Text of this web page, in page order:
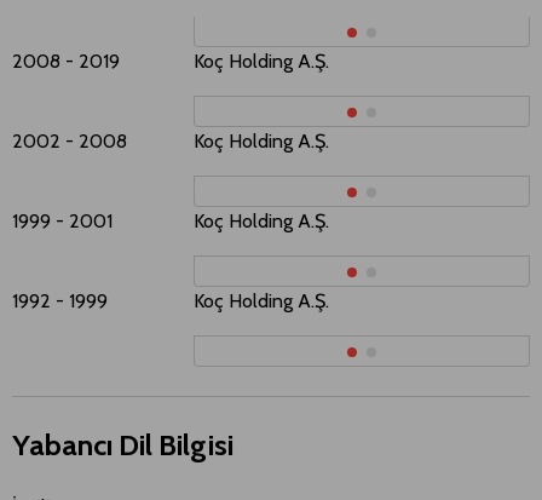
2008 - 2019 Koç Holding A.Ş.​​
2002 - 2008 Koç Holding A.Ş.​​
1999 - 2001 Koç Holding A.Ş.​​
1992 - 1999 Koç Holding A.Ş.​​
Yabancı Dil Bilgisi